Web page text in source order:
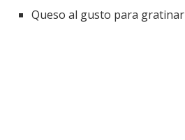
Queso al gusto para gratinar